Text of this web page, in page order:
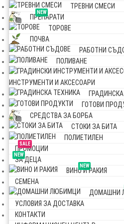
ТРЕВНИ СМЕСИ
NEW
ПРЕПАРАТИ
ТОРОВЕ
ПОЧВА
РАБОТНИ
ПОЛИВАНЕ
ИНСТРУМЕНТИ И АКСЕСОАРИ
ГОТОВИ
СРЕДСТВА ЗА БОРБА
СТОКИ ЗА БИТА
ПОЛИЕТИЛЕН
SALE
ПРОМОЦИИ
NEW
ЗА ДЕЦА
NEW
ВИНО И РАКИЯ
СЕМЕНА
ДОМАШНИ
УСЛОВИЯ ЗА ДОСТАВКА
КОНТАКТИ